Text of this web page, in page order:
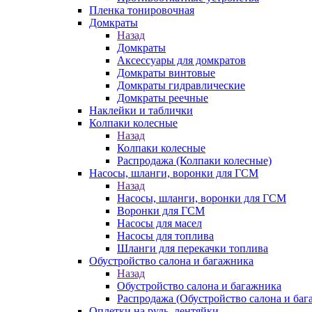
Пленка тонировочная
Домкраты
Назад
Домкраты
Аксессуары для домкратов
Домкраты винтовые
Домкраты гидравлические
Домкраты реечные
Наклейки и таблички
Колпаки колесные
Назад
Колпаки колесные
Распродажа (Колпаки колесные)
Насосы, шланги, воронки для ГСМ
Назад
Насосы, шланги, воронки для ГСМ
Воронки для ГСМ
Насосы для масел
Насосы для топлива
Шланги для перекачки топлива
Обустройство салона и багажника
Назад
Обустройство салона и багажника
Распродажа (Обустройство салона и